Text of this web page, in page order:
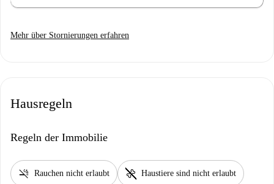
Mehr über Stornierungen erfahren
Hausregeln
Regeln der Immobilie
smoke_free Rauchen nicht erlaubt pet_supplies Haustiere sind nicht erlaubt